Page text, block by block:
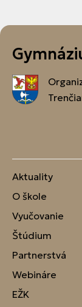
Aktuality
O škole
Vyučovanie
Štúdium
Partnerstvá
Webináre
EŽK